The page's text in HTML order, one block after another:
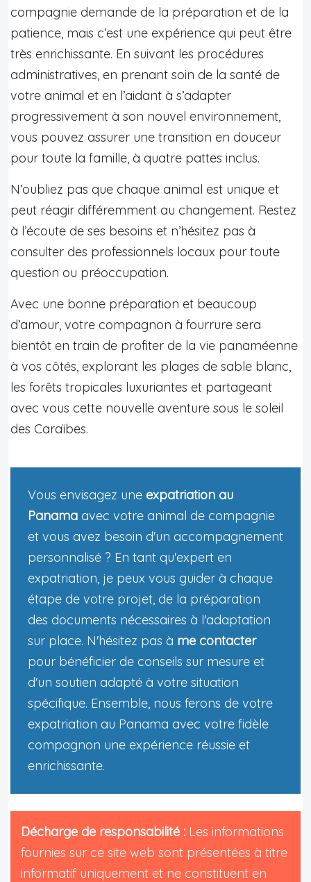
compagnie demande de la préparation et de la
patience, mais c’est une expérience qui peut être
très enrichissante. En suivant les procédures
administratives, en prenant soin de la santé de
votre animal et en l’aidant à s’adapter
progressivement à son nouvel environnement,
vous pouvez assurer une transition en douceur
pour toute la famille, à quatre pattes inclus.
N’oubliez pas que chaque animal est unique et
peut réagir différemment au changement. Restez
à l’écoute de ses besoins et n’hésitez pas à
consulter des professionnels locaux pour toute
question ou préoccupation.
Avec une bonne préparation et beaucoup
d’amour, votre compagnon à fourrure sera
bientôt en train de profiter de la vie panaméenne
à vos côtés, explorant les plages de sable blanc,
les forêts tropicales luxuriantes et partageant
avec vous cette nouvelle aventure sous le soleil
des Caraïbes.
Vous envisagez une expatriation au
Panama avec votre animal de compagnie
et vous avez besoin d'un accompagnement
personnalisé ? En tant qu'expert en
expatriation, je peux vous guider à chaque
étape de votre projet, de la préparation
des documents nécessaires à l'adaptation
sur place. N'hésitez pas à me contacter
pour bénéficier de conseils sur mesure et
d'un soutien adapté à votre situation
spécifique. Ensemble, nous ferons de votre
expatriation au Panama avec votre fidèle
compagnon une expérience réussie et
enrichissante.
Décharge de responsabilité : Les informations
fournies sur ce site web sont présentées à titre
informatif uniquement et ne constituent en